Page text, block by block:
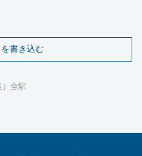
書き込む
全駅